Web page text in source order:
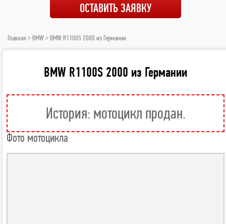
ОСТАВИТЬ ЗАЯВКУ
Главная > BMW> BMW R1100S 2000 из Германии
BMW R1100S 2000 из Германии
История: мотоцикл продан.
Фото мотоцикла